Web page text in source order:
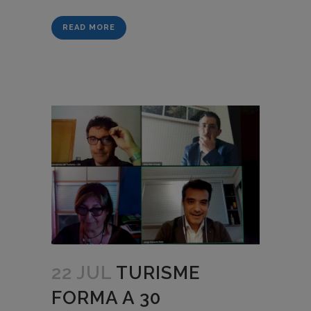
READ MORE
22 JUL TURISME
FORMA A 30